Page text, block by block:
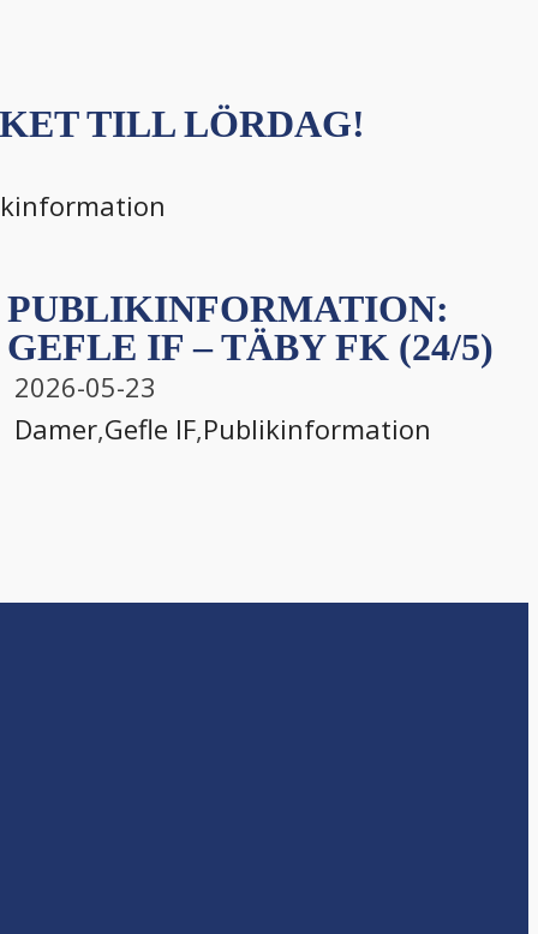
TILL LÖRDAG!
PUBLIKINFORMATION:
GEFLE IF – TÄBY FK (24/5)
2026-05-23
Damer,Gefle IF,Publikinformation